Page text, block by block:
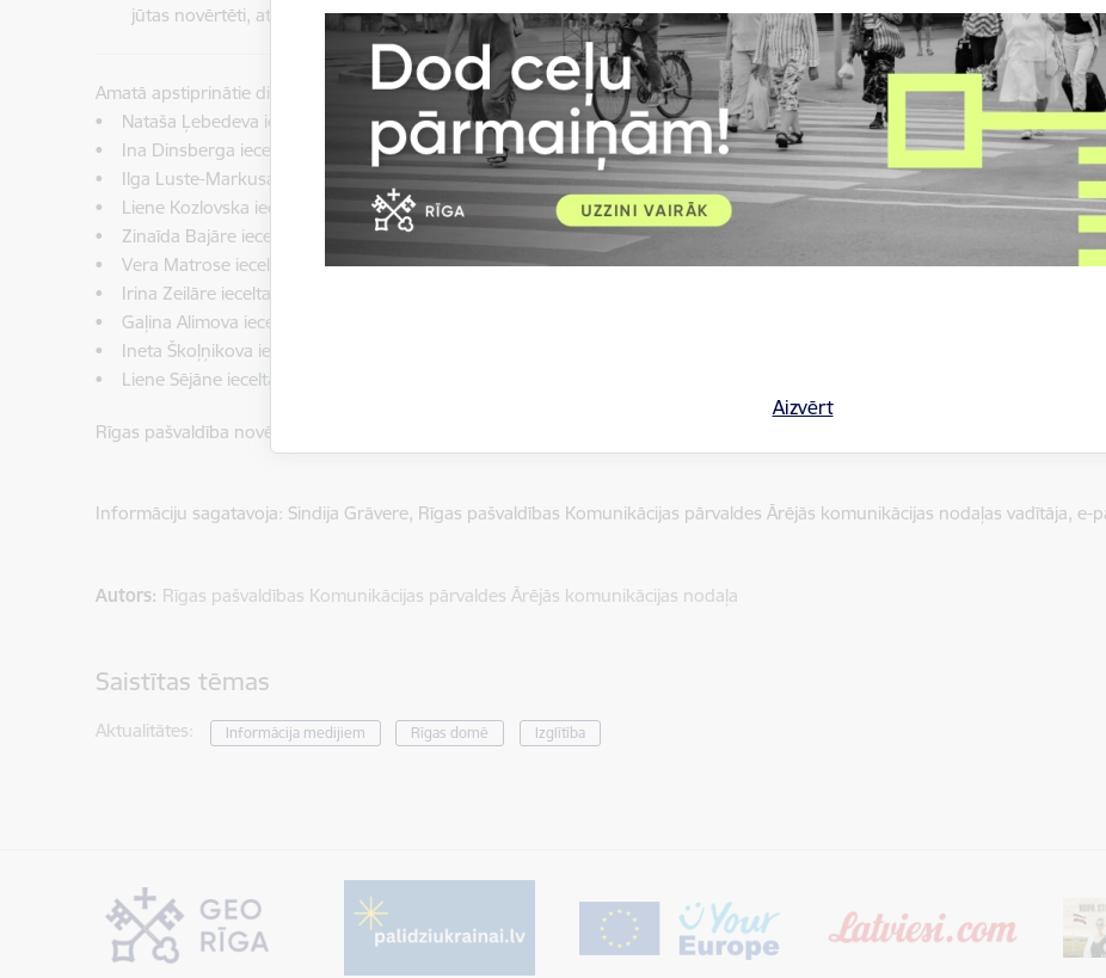
Aizvērt
jūtas novērtēti, atbalstīti un motivēti sasniegt savus mērķus,” saka Rīgas domes Izglītības, kultūras un sporta komitejas
Amatā apstiprinātie direktori:
• Nataša Ļebedeva iecelta Rīgas pirmsskolas izglītības iestādes “Madariņa” vadītājas amatā;
• Ina Dinsberga iecelta Rīgas pirmsskolas izglītības iestādes “Kamolītis” vadītājas amatā;
• Ilga Luste-Markusa iecelta Rīgas pirmsskolas izglītības iestādes “Ziepniekkalns” vadītājas amatā;
• Liene Kozlovska iecelta Rīgas pirmsskolas izglītības iestādes “Pumpuriņi” vadītājas amatā;
• Zinaīda Bajāre iecelta Rīgas pirmsskolas izglītības iestādes “Grīziņkalns” vadītājas amatā;
• Vera Matrose iecelta Rīgas 200. pirmsskolas izglītības iestādes vadītājas amatā;
• Irina Zeilāre iecelta Rīgas 259. pirmsskolas izglītības iestādes vadītājas amatā;
• Gaļina Alimova iecelta Rīgas 40. pirmsskolas izglītības iestādes vadītājas amatā;
• Ineta Škoļņikova iecelta Rīgas 148. pirmsskolas izglītības iestādes vadītājas amatā;
• Liene Sējāne iecelta Rīgas Bolderājas Mūzikas un mākslas skolas direktores amatā.
Rīgas pašvaldība novēl veiksmi jaunajos amata pienākumos!
Informāciju sagatavoja: Sindija Grāvere, Rīgas pašvaldības Komunikācijas pārvaldes Ārējās komunikācijas nodaļas vadītāja, e-
Autors: Rīgas pašvaldības Komunikācijas pārvaldes Ārējās komunikācijas nodaļa
Saistītas tēmas
Aktualitātes: Informācija medijiem Rīgas domē Izglītība